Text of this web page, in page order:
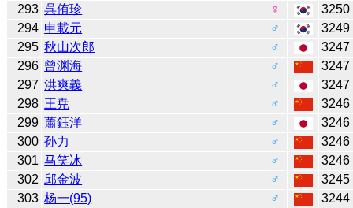
293 呉侑珍 ♀
3250
294 申載元 ♂
3249
295 秋山次郎 ♂
3247
296 曾渊海 ♂
3247
297 洪爽義 ♂
3247
298 王尭 ♂
3246
299 蕭鈺洋 ♂
3246
300 孙力 ♂
3246
301 马笑冰 ♂
3246
302 邱金波 ♂
3245
303 杨一(95) ♂
3244